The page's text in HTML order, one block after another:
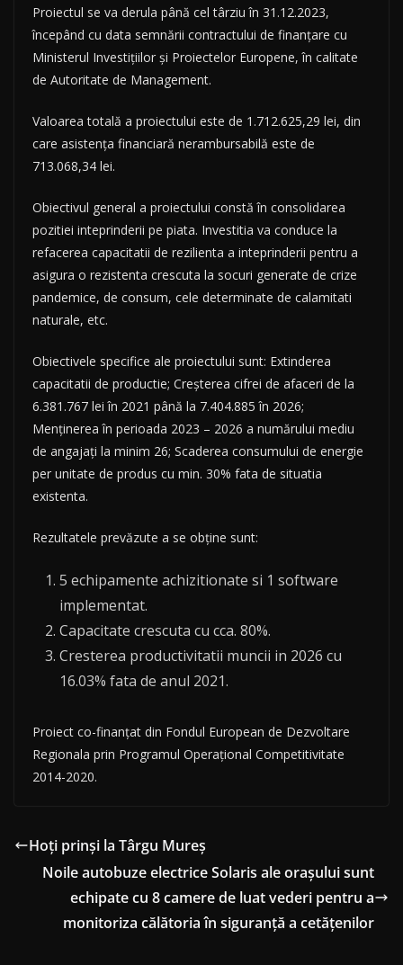
Proiectul se va derula până cel târziu în 31.12.2023,
începând cu data semnării contractului de finanțare cu
Ministerul Investițiilor și Proiectelor Europene, în calitate
de Autoritate de Management.
Valoarea totală a proiectului este de 1.712.625,29 lei, din
care asistența financiară nerambursabilă este de
713.068,34 lei.
Obiectivul general a proiectului constă în consolidarea
pozitiei inteprinderii pe piata. Investitia va conduce la
refacerea capacitatii de rezilienta a inteprinderii pentru a
asigura o rezistenta crescuta la socuri generate de crize
pandemice, de consum, cele determinate de calamitati
naturale, etc.
Obiectivele specifice ale proiectului sunt: Extinderea
capacitatii de productie; Creșterea cifrei de afaceri de la
6.381.767 lei în 2021 până la 7.404.885 în 2026;
Menținerea în perioada 2023 – 2026 a numărului mediu
de angajați la minim 26; Scaderea consumului de energie
per unitate de produs cu min. 30% fata de situatia
existenta.
Rezultatele prevăzute a se obține sunt:
5 echipamente achizitionate si 1 software
implementat.
Capacitate crescuta cu cca. 80%.
Cresterea productivitatii muncii in 2026 cu
16.03% fata de anul 2021.
Proiect co-finanțat din Fondul European de Dezvoltare
Regionala prin Programul Operațional Competitivitate
2014-2020.
Hoți prinși la Târgu Mureș
Noile autobuze electrice Solaris ale orașului sunt
echipate cu 8 camere de luat vederi pentru a
monitoriza călătoria în siguranță a cetățenilor